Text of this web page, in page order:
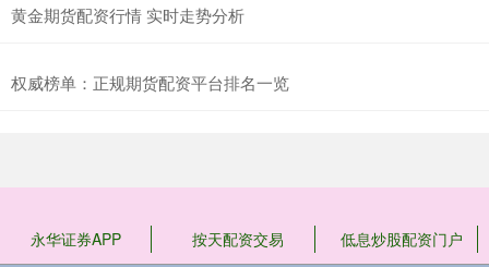
黄金期货配资行情 实时走势分析
权威榜单：正规期货配资平台排名一览
永华证券APP 按天配资交易 低息炒股配资门户